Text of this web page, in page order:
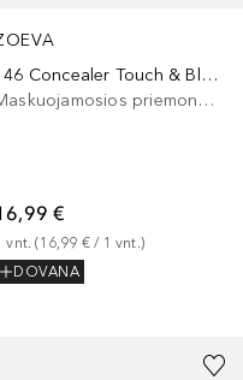
146 Concealer Touch & Blend
Maskuojamosios priemonės šepetėlis
€
vnt. (16,99 € / 1 vnt.)
DOVANA